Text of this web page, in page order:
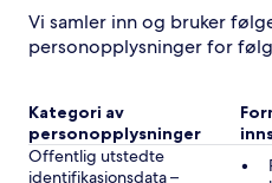
Vi samler inn og bruker
personopplysninger for
Kategori av
personopplysninger
Offentlig utstedte
identifikasjonsdata –